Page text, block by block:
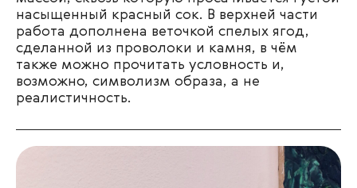
насыщенный красный сок. В верхней части
работа дополнена веточкой спелых ягод,
сделанной из проволоки и камня, в чём
также можно прочитать условность и,
возможно, символизм образа, а не
реалистичность.